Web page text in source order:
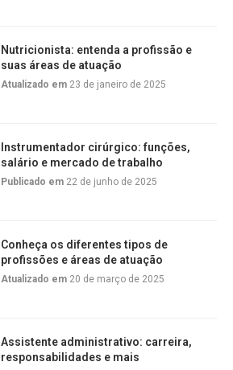
Nutricionista: entenda a profissão e
suas áreas de atuação
Atualizado em 23 de janeiro de 2025
Instrumentador cirúrgico: funções,
salário e mercado de trabalho
Publicado em 22 de junho de 2025
Conheça os diferentes tipos de
profissões e áreas de atuação
Atualizado em 20 de março de 2025
Assistente administrativo: carreira,
responsabilidades e mais